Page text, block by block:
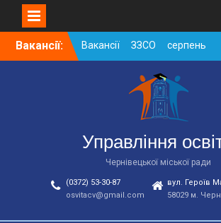
SkipВакансії:
Вакансії ЗЗСО серпень
2026
Вакансії ЗЗСО червень
Вакансії у ЗДО та
дошкільних підрозділах
ЗЗСО станом на
01.08.2026 р.
Управління
Чернівецької міської ради
(0372) 53-30-87
osvitacv@gmail.com
вул. Героїв
58029 м.